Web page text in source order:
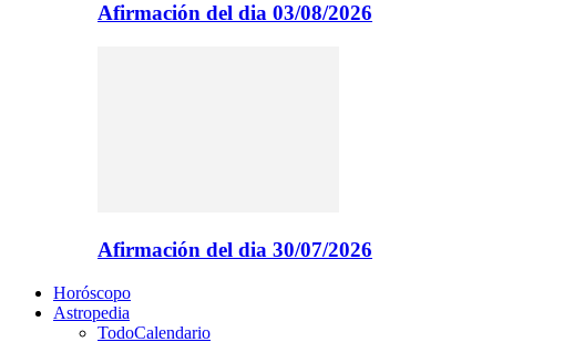
Afirmación del dia 03/08/2026
Afirmación del dia 30/07/2026
Horóscopo
Astropedia
TodoCalendario